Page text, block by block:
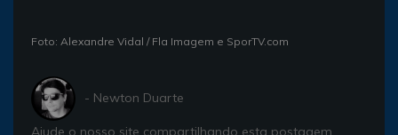
Foto: Alexandre Vidal / Fla Imagem e SporTV.com
- Newton Duarte
Ajude o nosso site compartilhando esta postagem